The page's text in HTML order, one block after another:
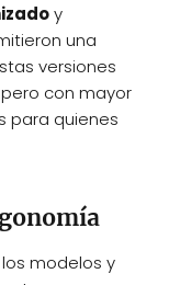
y
una
versiones
con mayor
para quienes
modelos y